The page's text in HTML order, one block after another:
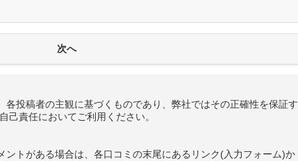
各投稿者の主観に基づくものであり、弊社ではその正確性を保証す
己責任においてご利用ください。
ントがある場合は、各口コミの末尾にあるリンク(入力フォーム)か